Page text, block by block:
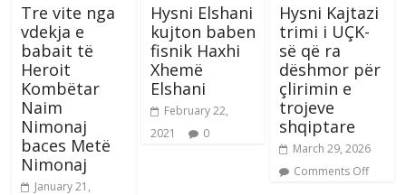
Tre vite nga
vdekja e
babait të
Heroit
Kombëtar
Naim
Nimonaj
baces Metë
Nimonaj
January 21,
Hysni Elshani
kujton baben
fisnik Haxhi
Xhemë
Elshani
February 22,
2021
0
Hysni Kajtazi
trimi i UÇK-
së që ra
dëshmor për
çlirimin e
trojeve
shqiptare
March 29, 2026
Comments Off